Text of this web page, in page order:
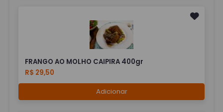
FRANGO AO MOLHO CAIPIRA 400gr
R$ 29,50
Adicionar